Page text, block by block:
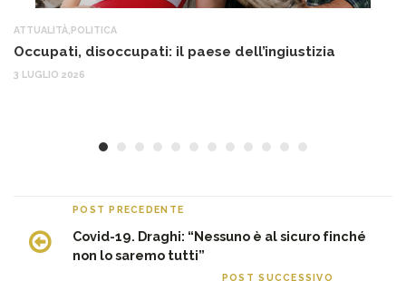
ATTUALITÀ POLITICA
Occupati, disoccupati: il paese dell’ingiustizia
3 LUGLIO 2026
POST PRECEDENTE
Covid-19. Draghi: “Nessuno è al sicuro finché
non lo saremo tutti”
POST SUCCESSIVO